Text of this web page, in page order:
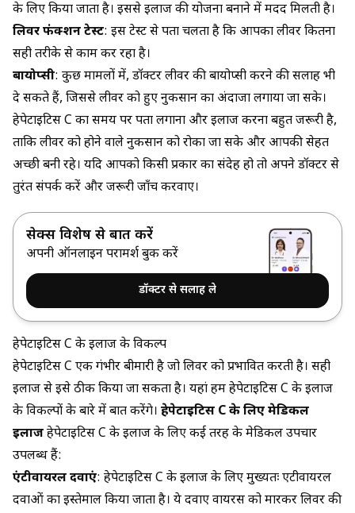
के लिए किया जाता है। इससे इलाज की योजना बनाने में मदद मिलती है।
लिवर फंक्शन टेस्ट: इस टेस्ट से पता चलता है कि आपका लीवर कितना
सही तरीके से काम कर रहा है।
बायोप्सी: कुछ मामलों में, डॉक्टर लीवर की बायोप्सी करने की सलाह भी
दे सकते हैं, जिससे लीवर को हुए नुकसान का अंदाजा लगाया जा सके।
हेपेटाइटिस C का समय पर पता लगाना और इलाज करना बहुत जरूरी है,
ताकि लीवर को होने वाले नुकसान को रोका जा सके और आपकी सेहत
अच्छी बनी रहे। यदि आपको किसी प्रकार का संदेह हो तो अपने डॉक्टर से
तुरंत संपर्क करें और जरूरी जाँच करवाएं।
सेक्स विशेषज्ञ से बात करें
अपनी ऑनलाइन परामर्श बुक करें
डॉक्टर से सलाह ले
हेपेटाइटिस C के इलाज के विकल्प
हेपेटाइटिस C एक गंभीर बीमारी है जो लिवर को प्रभावित करती है। सही
इलाज से इसे ठीक किया जा सकता है। यहां हम हेपेटाइटिस C के इलाज
के विकल्पों के बारे में बात करेंगे। हेपेटाइटिस C के लिए मेडिकल
इलाजहेपेटाइटिस C के इलाज के लिए कई तरह के मेडिकल उपचार
उपलब्ध हैं:
एंटीवायरल दवाएं: हेपेटाइटिस C के इलाज के लिए मुख्यतः एंटीवायरल
दवाओं का इस्तेमाल किया जाता है। ये दवाएं वायरस को मारकर लिवर की